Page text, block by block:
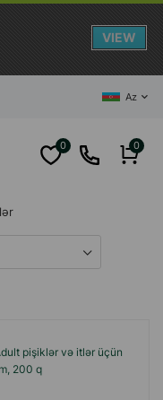
Az
0 0
pişiklər və itlər üçün
200 q
VIEW